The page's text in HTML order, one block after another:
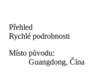
Přehled
Rychlé podrobnosti
Místo původu:
Guangdong, Čína